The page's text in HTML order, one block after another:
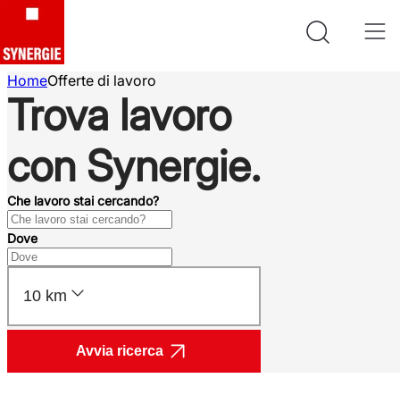
HomeOfferte di lavoro
Trova lavoro
con Synergie.
Che lavoro stai cercando?
Dove
10 km
Avvia ricerca